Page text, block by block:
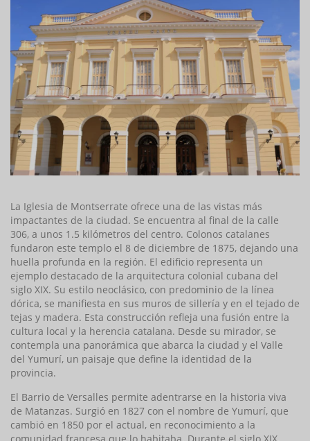
La Iglesia de Montserrate ofrece una de las vistas más
impactantes de la ciudad. Se encuentra al final de la calle
306, a unos 1.5 kilómetros del centro. Colonos catalanes
fundaron este templo el 8 de diciembre de 1875, dejando una
huella profunda en la región. El edificio representa un
ejemplo destacado de la arquitectura colonial cubana del
siglo XIX. Su estilo neoclásico, con predominio de la línea
dórica, se manifiesta en sus muros de sillería y en el tejado de
tejas y madera. Esta construcción refleja una fusión entre la
cultura local y la herencia catalana. Desde su mirador, se
contempla una panorámica que abarca la ciudad y el Valle
del Yumurí, un paisaje que define la identidad de la
provincia.
El Barrio de Versalles permite adentrarse en la historia viva
de Matanzas. Surgió en 1827 con el nombre de Yumurí, que
cambió en 1850 por el actual, en reconocimiento a la